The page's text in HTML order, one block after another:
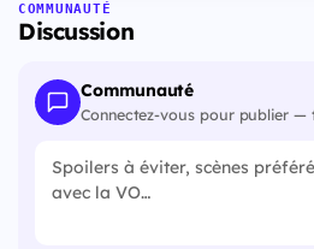
COMMUNAUTÉ
Discussion
Communauté
Connectez-vous pour publier